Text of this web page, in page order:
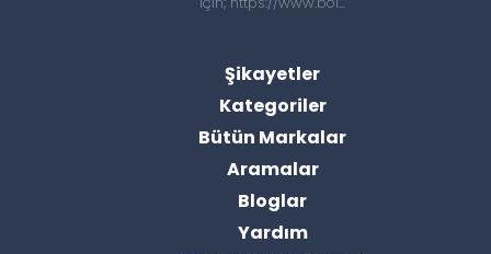
Şikayetler
Kategoriler
Bütün Markalar
Aramalar
Bloglar
Yardım